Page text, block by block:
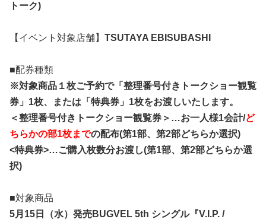
トーク)
【イベント対象店舗】 TSUTAYA EBISUBASHI
■配券種類
※対象商品１枚ご予約で「整理番号付きトークショー観覧
券」1枚、または「特典券」1枚をお渡しいたします。
＜整理番号付きトークショー観覧券＞…お一人様1会計/ど
ちらかの部1枚までの配布(第1部、第2部どちらか選択)
<特典券>…ご購入枚数分お渡し(第1部、第2部どちらか選
択)
■対象商品
5月15日（水）発売BUGVEL 5th シングル『V.I.P. /